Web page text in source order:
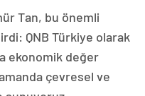
Tan, bu önemli
QNB Türkiye olarak
ekonomik değer
çevresel ve